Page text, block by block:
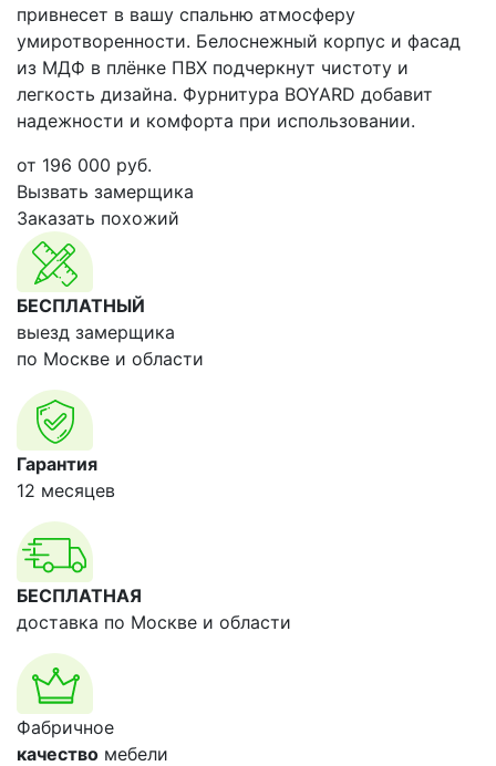
привнесет в вашу спальню атмосферу
умиротворенности. Белоснежный корпус и фасад
из МДФ в плёнке ПВХ подчеркнут чистоту и
легкость дизайна. Фурнитура BOYARD добавит
надежности и комфорта при использовании.
от 196 000 руб.
Вызвать замерщика
Заказать похожий
БЕСПЛАТНЫЙ
выезд замерщика
по Москве и области
Гарантия
12 месяцев
БЕСПЛАТНАЯ
доставка по Москве и области
Фабричное
качество мебели